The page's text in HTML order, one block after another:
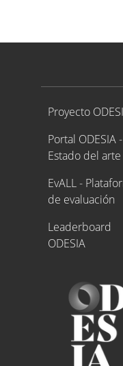
Proyecto
Proyecto
Portal ODESIA -
Estado del arte
EvALL -
de evaluación
Leaderboard
ODESIA